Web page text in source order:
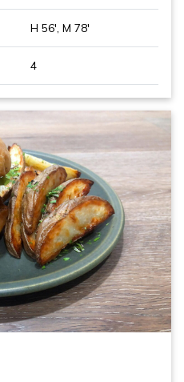
H 56', M 78'
4